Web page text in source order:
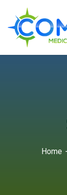
Home